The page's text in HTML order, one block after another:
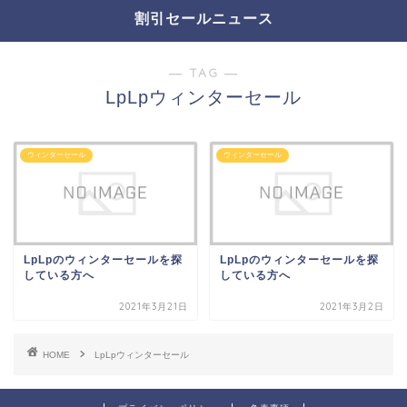
割引セールニュース
― TAG ―
LpLpウィンターセール
ウィンターセール
LpLpのウィンターセールを探
している方へ
2021年3月21日
ウィンターセール
LpLpのウィンターセールを探
している方へ
2021年3月2日
HOME LpLpウィンターセール